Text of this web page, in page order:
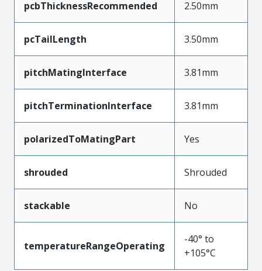
pcbThicknessRecommended 2.50mm
pcTailLength 3.50mm
pitchMatingInterface 3.81mm
pitchTerminationInterface 3.81mm
polarizedToMatingPart Yes
shrouded Shrouded
stackable No
temperatureRangeOperating
-40° to
+105°C